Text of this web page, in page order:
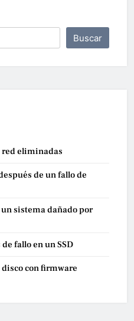
Buscar
red eliminadas
de un fallo de
sistema dañado por
fallo en un SSD
con firmware